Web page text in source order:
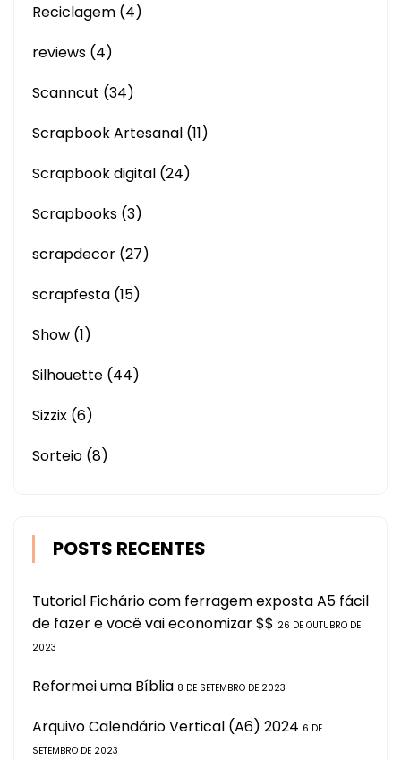
Reciclagem (4)
reviews (4)
Scanncut (34)
Scrapbook Artesanal (11)
Scrapbook digital (24)
Scrapbooks (3)
scrapdecor (27)
scrapfesta (15)
Show (1)
Silhouette (44)
Sizzix (6)
Sorteio (8)
POSTS RECENTES
Tutorial Fichário com ferragem exposta A5 fácil
de fazer e você vai economizar $$ 26 DE OUTUBRO DE
2023
Reformei uma Bíblia 8 DE SETEMBRO DE 2023
Arquivo Calendário Vertical (A6) 2024 6 DE
SETEMBRO DE 2023